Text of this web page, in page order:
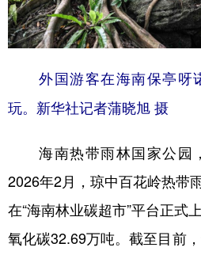
外国游客在海南保亭呀
玩。新华社记者蒲晓旭 摄
海南热带雨林国家公园，
2026年2月，琼中百花岭热带
在“海南林业碳超市”平台正式
氧化碳32.69万吨。截至目前